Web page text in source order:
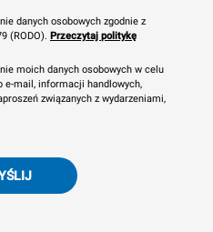
danych osobowych zgodnie z
(RODO). Przeczytaj politykę
moich danych osobowych w celu
e-mail, informacji handlowych,
związanych z wydarzeniami,